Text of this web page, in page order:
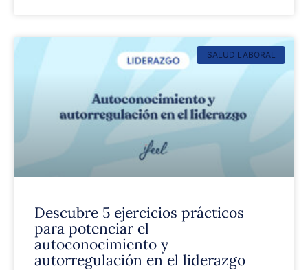
SALUD LABORAL
Descubre 5 ejercicios prácticos
para potenciar el
autoconocimiento y
autorregulación en el liderazgo